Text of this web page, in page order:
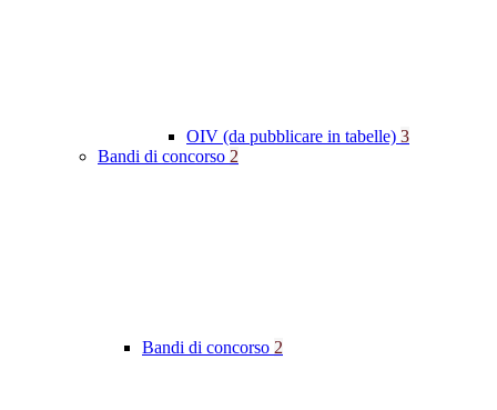
OIV (da pubblicare in tabelle) 3
Bandi di concorso 2
Bandi di concorso 2